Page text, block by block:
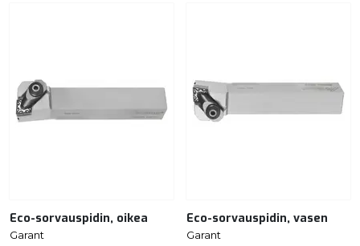
Eco-sorvauspidin, oikea
Garant
Eco-sorvauspidin, vasen
Garant